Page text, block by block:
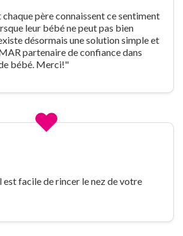
chaque père connaissent ce sentiment
leur bébé ne peut pas bien
désormais une solution simple et
partenaire de confiance dans
bébé. Merci!"
est facile de rincer le nez de votre